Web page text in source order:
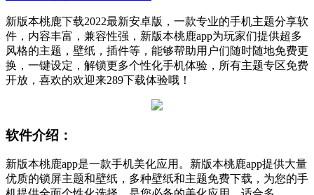
新版本桃鹿下载2022最新安卓版，一款专业的手机主题分享软
件，内容丰富，兼容性强，新版本桃鹿app为玩家们提供超多
风格的主题，壁纸，插件等，能够帮助用户们随时随地免费更
换，一键设定，解锁更多个性化手机体验，所有主题专区免费
开放，喜欢的欢迎来289下载体验哦！
软件介绍：
新版本桃鹿app是一款手机美化应用。新版本桃鹿app提供大量
优质的锁屏主题和壁纸，多种壁纸和主题免费下载，为您的手